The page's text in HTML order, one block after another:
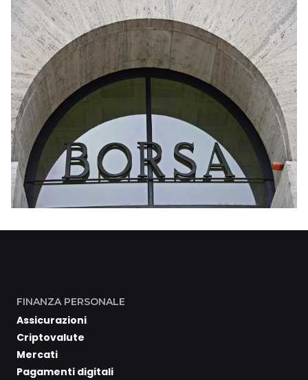
FINANZA PERSONALE
Assicurazioni
Criptovalute
Mercati
Pagamenti digitali